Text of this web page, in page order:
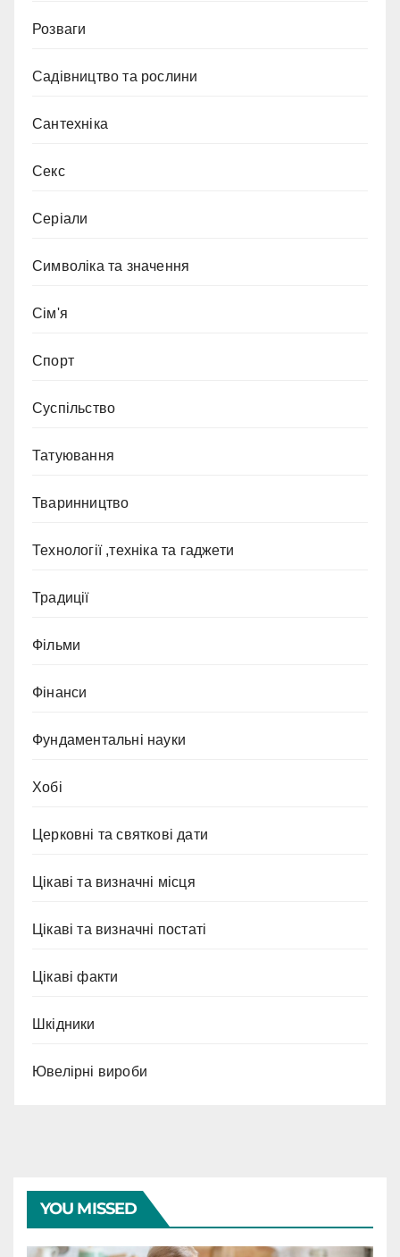
Розваги
Садівництво та рослини
Сантехніка
Секс
Серіали
Символіка та значення
Сім'я
Спорт
Суспільство
Татуювання
Тваринництво
Технології ,техніка та гаджети
Традиції
Фільми
Фінанси
Фундаментальні науки
Хобі
Церковні та святкові дати
Цікаві та визначні місця
Цікаві та визначні постаті
Цікаві факти
Шкідники
Ювелірні вироби
YOU MISSED